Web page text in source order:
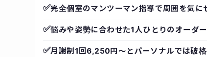
✅完全個室のマンツーマン指導で周囲を気に
✅悩みや姿勢に合わせた1人ひとりのオーダ
✅月謝制1回6,250円〜とパーソナルでは破